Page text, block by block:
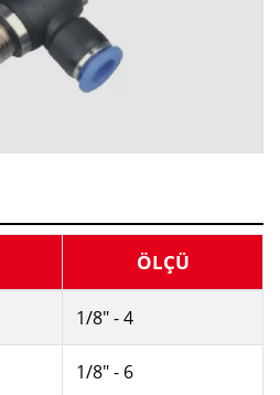
ÖLÇÜ
1/8" - 4
1/8" - 6